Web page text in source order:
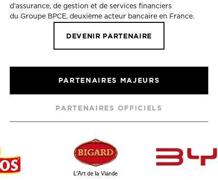
d’assurance, de gestion et de services financiers
du Groupe BPCE, deuxième acteur bancaire en France.
DEVENIR PARTENAIRE
PARTENAIRES MAJEURS
PARTENAIRES OFFICIELS